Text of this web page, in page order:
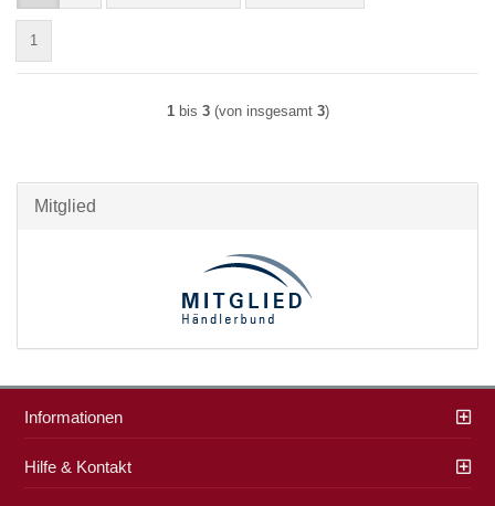
1
1bis 3(von insgesamt 3)
Mitglied
Informationen
Hilfe & Kontakt